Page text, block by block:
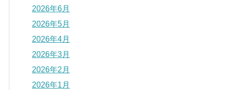
2026年6月
2026年5月
2026年4月
2026年3月
2026年2月
2026年1月